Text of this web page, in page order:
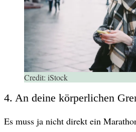
Credit: iStock
4. An deine körperlichen
Es muss ja nicht direkt ein